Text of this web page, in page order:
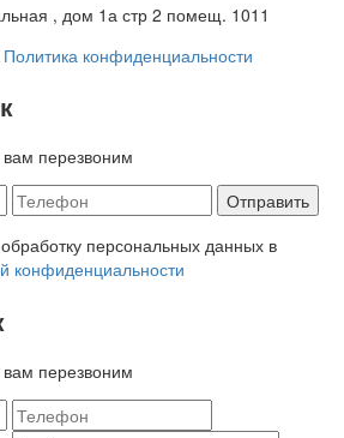
, дом 1а стр 2 помещ. 1011
Политика конфиденциальности
перезвоним
персональных данных в
конфиденциальности
перезвоним